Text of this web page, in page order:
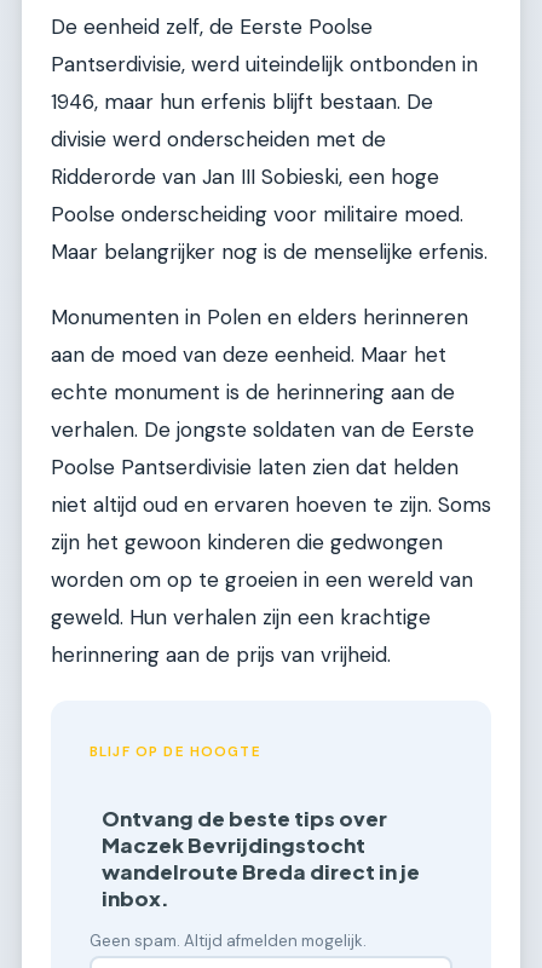
De eenheid zelf, de Eerste Poolse
Pantserdivisie, werd uiteindelijk ontbonden in
1946, maar hun erfenis blijft bestaan. De
divisie werd onderscheiden met de
Ridderorde van Jan III Sobieski, een hoge
Poolse onderscheiding voor militaire moed.
Maar belangrijker nog is de menselijke erfenis.
Monumenten in Polen en elders herinneren
aan de moed van deze eenheid. Maar het
echte monument is de herinnering aan de
verhalen. De jongste soldaten van de Eerste
Poolse Pantserdivisie laten zien dat helden
niet altijd oud en ervaren hoeven te zijn. Soms
zijn het gewoon kinderen die gedwongen
worden om op te groeien in een wereld van
geweld. Hun verhalen zijn een krachtige
herinnering aan de prijs van vrijheid.
BLIJF OP DE HOOGTE
Ontvang de beste tips over
Maczek Bevrijdingstocht
wandelroute Breda direct in je
inbox.
Geen spam. Altijd afmelden mogelijk.